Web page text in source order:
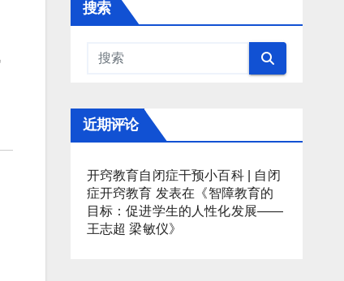
搜索
近期评论
开窍教育自闭症干预小百科 | 自闭
症开窍教育 发表在《智障教育的
目标：促进学生的人性化发展——
王志超 梁敏仪》